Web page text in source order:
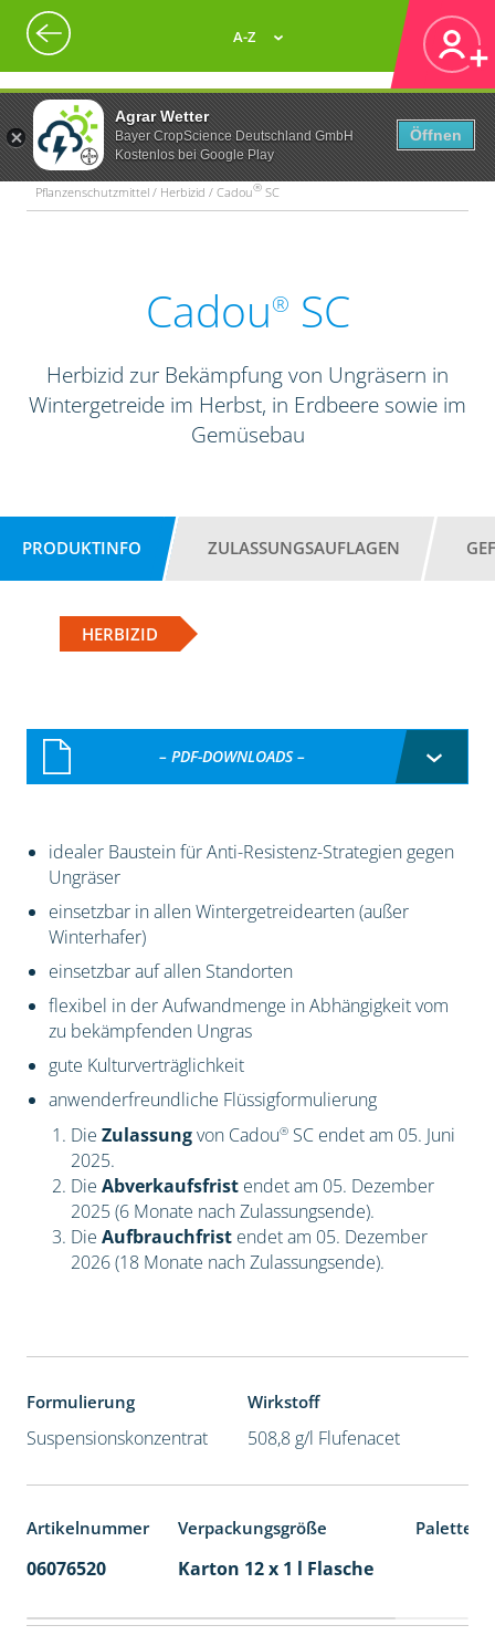
Agrar Wetter
Bayer CropScience Deutschland GmbH
Kostenlos bei Google Play
Öffnen
A-Z
Pflanzenschutzmittel / Herbizid / Cadou® SC
Cadou® SC
Herbizid zur Bekämpfung von Ungräsern in
Wintergetreide im Herbst, in Erdbeere sowie im
Gemüsebau
PRODUKTINFO ZULASSUNGSAUFLAGEN
HERBIZID
– PDF-DOWNLOADS –
idealer Baustein für Anti-Resistenz-Strategien gegen
Ungräser
einsetzbar in allen Wintergetreidearten (außer
Winterhafer)
einsetzbar auf allen Standorten
flexibel in der Aufwandmenge in Abhängigkeit vom
zu bekämpfenden Ungras
gute Kulturverträglichkeit
anwenderfreundliche Flüssigformulierung
Die Zulassungvon Cadou®SC endet am 05. Juni
2025.
Die Abverkaufsfristendet am 05. Dezember
2025 (6 Monate nach Zulassungsende).
Die Aufbrauchfristendet am 05. Dezember
2026 (18 Monate nach Zulassungsende).
Formulierung
Suspensionskonzentrat
Wirkstoff
508,8 g/l Flufenacet
Artikelnummer Verpackungsgröße
06076520 Karton 12 x 1 l Flasche